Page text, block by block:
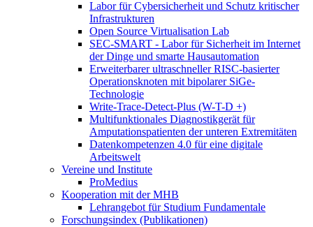
Labor für Cybersicherheit und Schutz kritischer
Infrastrukturen
Open Source Virtualisation Lab
SEC-SMART - Labor für Sicherheit im Internet
der Dinge und smarte Hausautomation
Erweiterbarer ultraschneller RISC-basierter
Operationsknoten mit bipolarer SiGe-
Technologie
Write-Trace-Detect-Plus (W-T-D +)
Multifunktionales Diagnostikgerät für
Amputationspatienten der unteren Extremitäten
Datenkompetenzen 4.0 für eine digitale
Arbeitswelt
Vereine und Institute
ProMedius
Kooperation mit der MHB
Lehrangebot für Studium Fundamentale
Forschungsindex (Publikationen)